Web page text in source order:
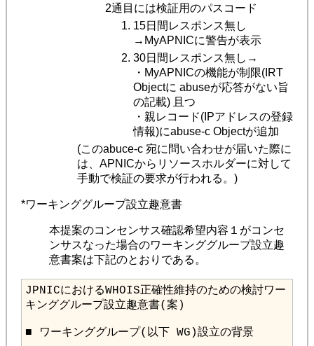
2通目には検証用のパスコード
15日間レスポンス無し
→MyAPNICに警告が表示
30日間レスポンス無し→
・MyAPNICの機能が制限(IRT
Objectに abuseが応答がない旨
の記載) 且つ
・親レコード(IPアドレスの登録
情報)にabuse-c Objectが追加
(このabuce-c 宛に問い合わせが届いた際に
は、APNICからリソースホルダーに対して
手動で検証の要求が行われる。)
*ワーキンググループ設立趣意書
本提案のコンセンサス確認希望内容１がコンセ
ンサスなった場合のワーキンググループ設立趣
意書案は下記のとおりである。
JPNICにおけるWHOIS正確性維持のための検討ワー